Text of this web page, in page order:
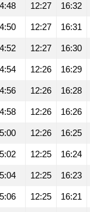
12:27 16:32
12:27 16:31
12:27 16:30
12:26 16:29
12:26 16:28
12:26 16:26
12:26 16:25
12:25 16:24
12:25 16:23
12:25 16:21